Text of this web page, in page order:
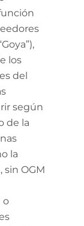
los
del
según
de la
la
sin OGM
o